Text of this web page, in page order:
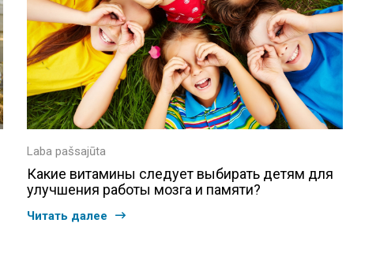
Laba pašsajūta
Какие витамины следует выбирать детям для
улучшения работы мозга и памяти?
Читать далее